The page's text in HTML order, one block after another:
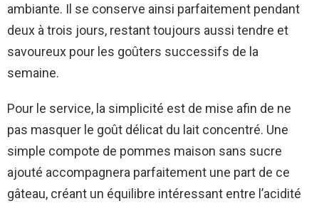
ambiante. Il se conserve ainsi parfaitement pendant
deux à trois jours, restant toujours aussi tendre et
savoureux pour les goûters successifs de la
semaine.
Pour le service, la simplicité est de mise afin de ne
pas masquer le goût délicat du lait concentré. Une
simple compote de pommes maison sans sucre
ajouté accompagnera parfaitement une part de ce
gâteau, créant un équilibre intéressant entre l’acidité